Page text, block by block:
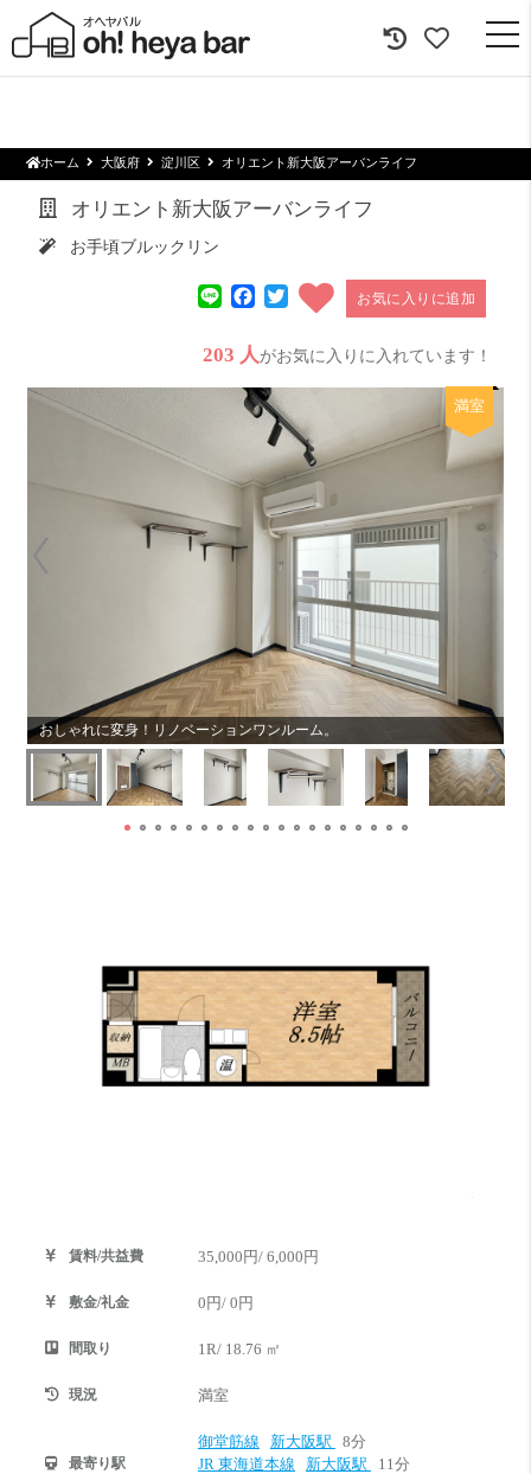
ホーム 大阪府 淀川区 オリエント新大阪アーバンライフ
オリエント新大阪アーバンライフ
お手頃ブルックリン
LineFacebook
Twitterお気に入りに追加
203 人がお気に入りに入れています！
満室
おしゃれに変身！リノベーションワンルーム。
賃料/共益費 35,000円/ 6,000円
敷金/礼金 0円/ 0円
間取り 1R/ 18.76 ㎡
現況 満室
最寄り駅
御堂筋線 新大阪駅
8分
JR 東海道本線
新大阪駅
11分